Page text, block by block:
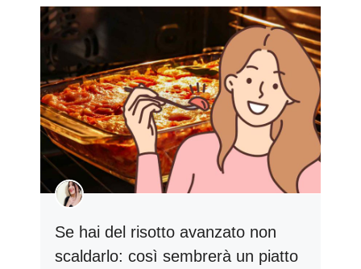
Se hai del risotto avanzato non
scaldarlo: così sembrerà un piatto